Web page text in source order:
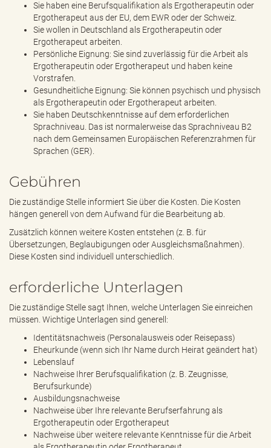
Sie haben eine Berufsqualifikation als Ergotherapeutin oder
Ergotherapeut aus der EU, dem EWR oder der Schweiz.
Sie wollen in Deutschland als Ergotherapeutin oder
Ergotherapeut arbeiten.
Persönliche Eignung: Sie sind zuverlässig für die Arbeit als
Ergotherapeutin oder Ergotherapeut und haben keine
Vorstrafen.
Gesundheitliche Eignung: Sie können psychisch und physisch
als Ergotherapeutin oder Ergotherapeut arbeiten.
Sie haben Deutschkenntnisse auf dem erforderlichen
Sprachniveau. Das ist normalerweise das Sprachniveau B2
nach dem Gemeinsamen Europäischen Referenzrahmen für
Sprachen (GER).
Gebühren
Die zuständige Stelle informiert Sie über die Kosten. Die Kosten
hängen generell von dem Aufwand für die Bearbeitung ab.
Zusätzlich können weitere Kosten entstehen (z. B. für
Übersetzungen, Beglaubigungen oder Ausgleichsmaßnahmen).
Diese Kosten sind individuell unterschiedlich.
erforderliche Unterlagen
Die zuständige Stelle sagt Ihnen, welche Unterlagen Sie einreichen
müssen. Wichtige Unterlagen sind generell:
Identitätsnachweis (Personalausweis oder Reisepass)
Eheurkunde (wenn sich Ihr Name durch Heirat geändert hat)
Lebenslauf
Nachweise Ihrer Berufsqualifikation (z. B. Zeugnisse,
Berufsurkunde)
Ausbildungsnachweise
Nachweise über Ihre relevante Berufserfahrung als
Ergotherapeutin oder Ergotherapeut
Nachweise über weitere relevante Kenntnisse für die Arbeit